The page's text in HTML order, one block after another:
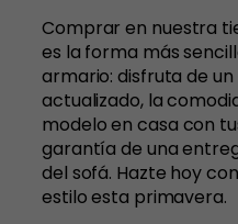
Comprar en nuestra
es la forma más
armario: disfruta de
actualizado, la
modelo en casa con
garantía de una
del sofá. Hazte hoy
estilo esta primavera.